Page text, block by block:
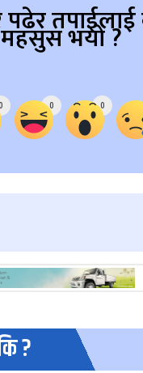
महसुस भयो ?
0 0
?